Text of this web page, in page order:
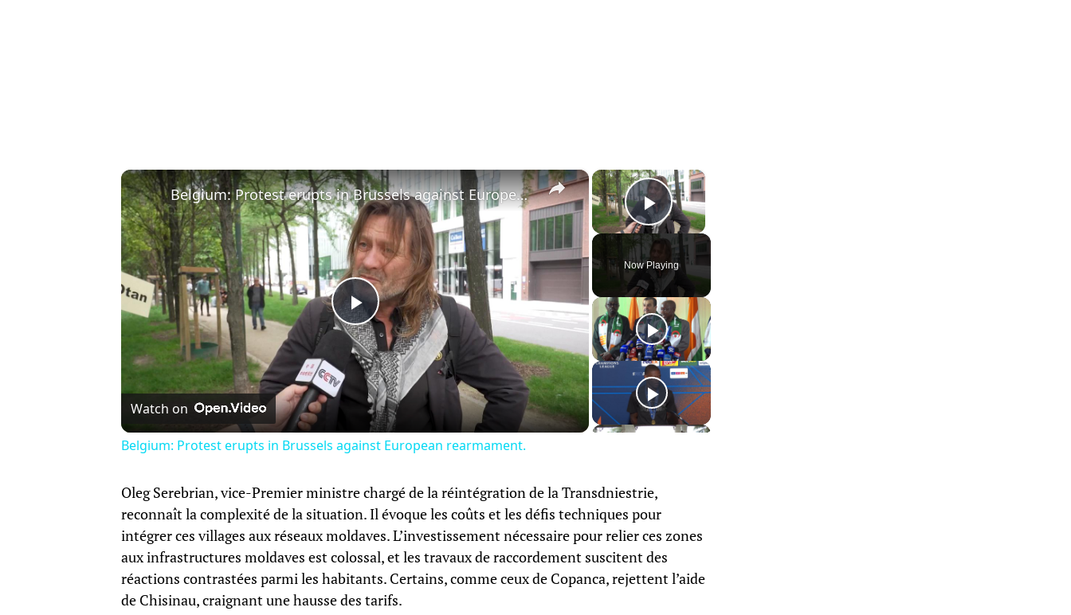
×
Play Video
Now Playing
×
Play
Video
Belgium: Protest erupts in Brussels against European rearmament.
Watch on
Belgium: Protest erupts in Brussels against European rearmament.
Oleg Serebrian, vice-Premier ministre chargé de la réintégration de la Transdniestrie,
reconnaît la complexité de la situation. Il évoque les coûts et les défis techniques pour
intégrer ces villages aux réseaux moldaves. L’investissement nécessaire pour relier ces zones
aux infrastructures moldaves est colossal, et les travaux de raccordement suscitent des
réactions contrastées parmi les habitants. Certains, comme ceux de Copanca, rejettent l’aide
de Chisinau, craignant une hausse des tarifs.